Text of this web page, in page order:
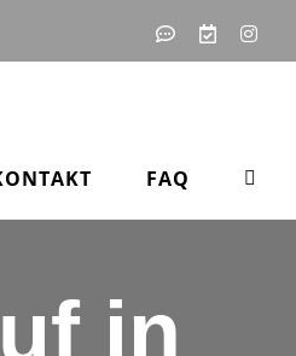
IServWebUntis
FAQ
in